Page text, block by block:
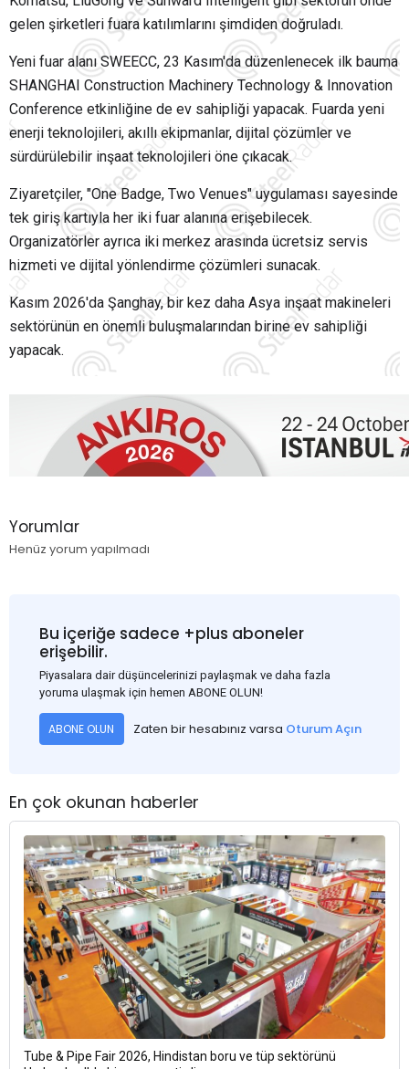
gelen şirketleri fuara katılımlarını şimdiden doğruladı.
Yeni fuar alanı SWEECC, 23 Kasım'da düzenlenecek ilk bauma
SHANGHAI Construction Machinery Technology & Innovation
Conference etkinliğine de ev sahipliği yapacak. Fuarda yeni
enerji teknolojileri, akıllı ekipmanlar, dijital çözümler ve
sürdürülebilir inşaat teknolojileri öne çıkacak.
Ziyaretçiler, "One Badge, Two Venues" uygulaması sayesinde
tek giriş kartıyla her iki fuar alanına erişebilecek.
Organizatörler ayrıca iki merkez arasında ücretsiz servis
hizmeti ve dijital yönlendirme çözümleri sunacak.
Kasım 2026'da Şanghay, bir kez daha Asya inşaat makineleri
sektörünün en önemli buluşmalarından birine ev sahipliği
yapacak.
Yorumlar
Henüz yorum yapılmadı
Bu içeriğe sadece +plus aboneler
erişebilir.
Piyasalara dair düşüncelerinizi paylaşmak ve daha fazla
yoruma ulaşmak için hemen ABONE OLUN!
ABONE OLUN Zaten bir hesabınız varsa Oturum Açın
En çok okunan haberler
Tube & Pipe Fair 2026, Hindistan boru ve tüp sektörünü